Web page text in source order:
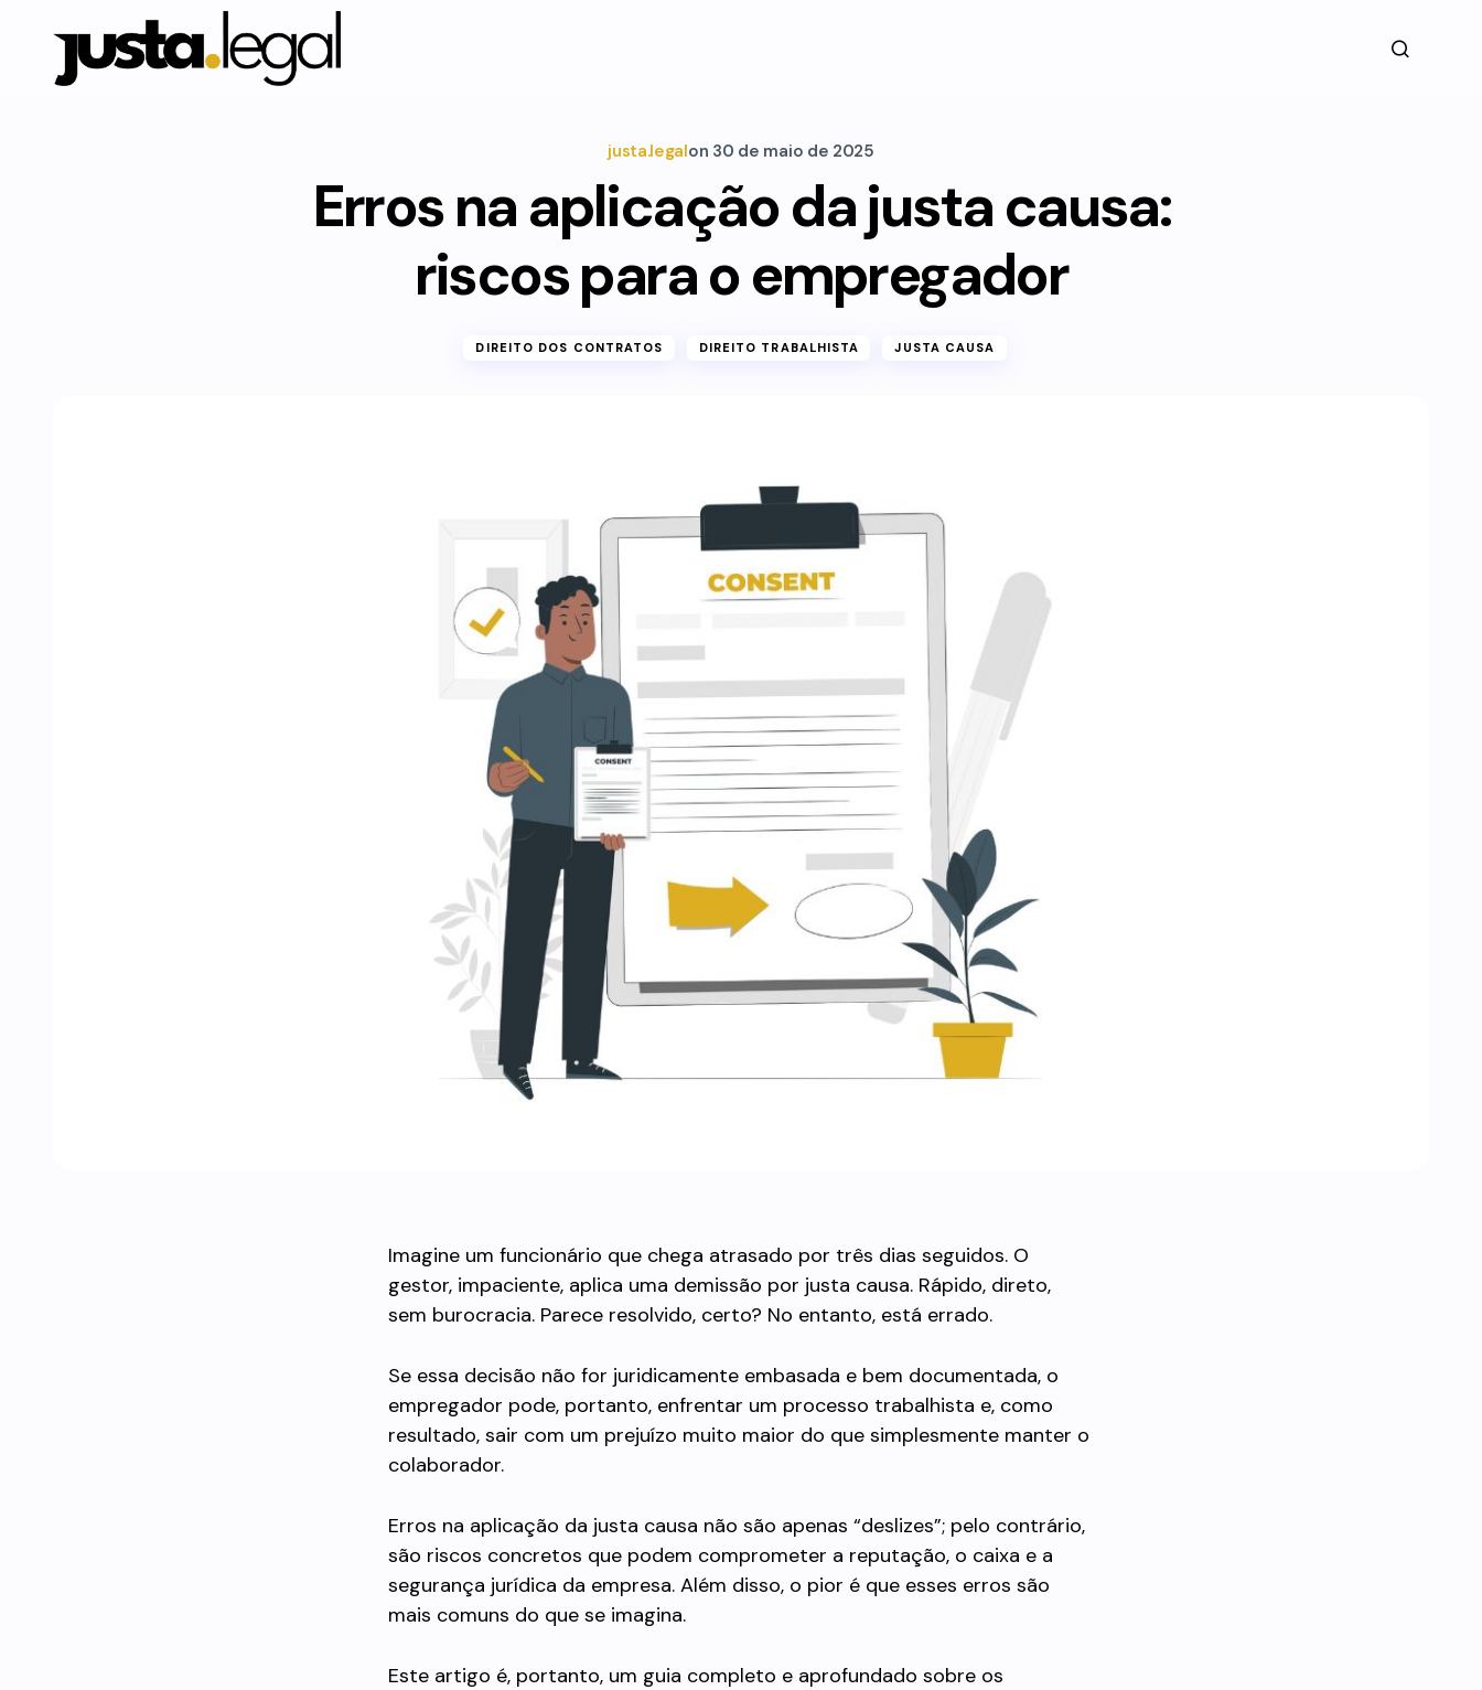
justa.legalon 30 de maio de 2025
Erros na aplicação da justa causa:
riscos para o empregador
DIREITO DOS CONTRATOS DIREITO TRABALHISTA JUSTA CAUSA
Imagine um funcionário que chega atrasado por três dias seguidos. O
gestor, impaciente, aplica uma demissão por justa causa. Rápido, direto,
sem burocracia. Parece resolvido, certo? No entanto, está errado.
Se essa decisão não for juridicamente embasada e bem documentada, o
empregador pode, portanto, enfrentar um processo trabalhista e, como
resultado, sair com um prejuízo muito maior do que simplesmente manter o
colaborador.
Erros na aplicação da justa causa não são apenas “deslizes”; pelo contrário,
são riscos concretos que podem comprometer a reputação, o caixa e a
segurança jurídica da empresa. Além disso, o pior é que esses erros são
mais comuns do que se imagina.
Este artigo é, portanto, um guia completo e aprofundado sobre os